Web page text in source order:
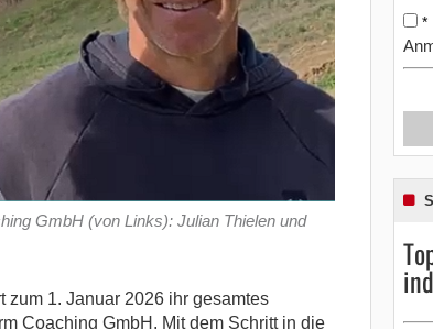
GmbH (von Links): Julian Thielen und
zum 1. Januar 2026 ihr gesamtes
Coaching GmbH. Mit dem Schritt in die
*